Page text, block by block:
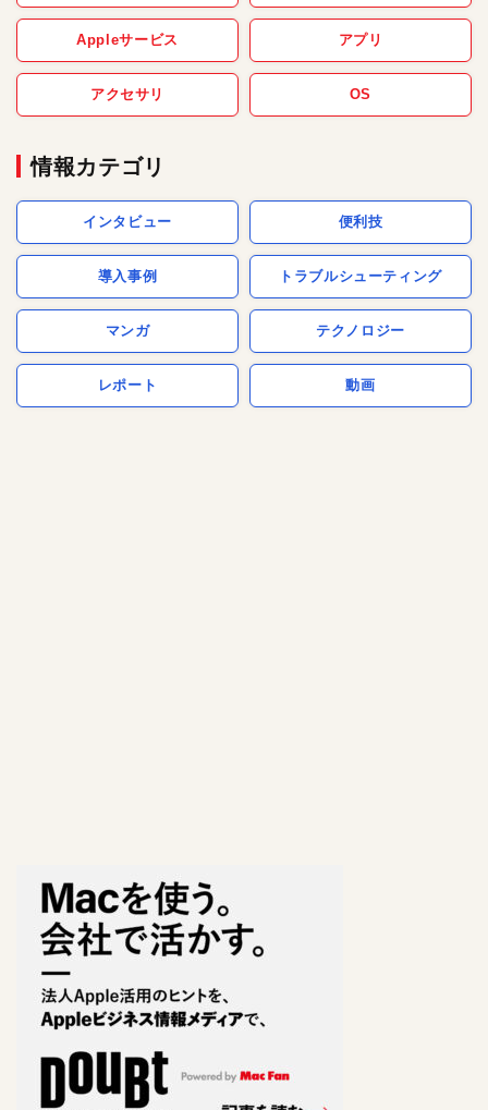
Appleサービス アプリ
アクセサリ OS
情報カテゴリ
インタビュー 便利技
導入事例 トラブルシューティング
マンガ テクノロジー
レポート 動画